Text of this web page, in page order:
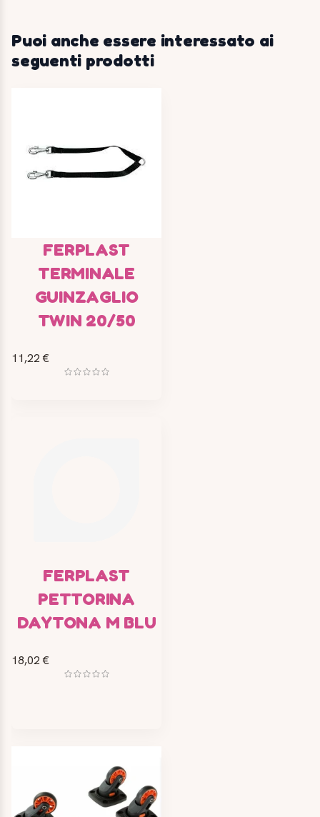
Puoi anche essere interessato ai
seguenti prodotti
FERPLAST
TERMINALE
GUINZAGLIO
TWIN 20/50
11,22 €
FERPLAST
PETTORINA
DAYTONA M BLU
18,02 €